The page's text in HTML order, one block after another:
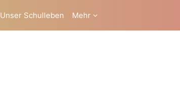
Unser Schulleben Mehr